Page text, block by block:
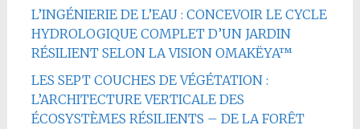
L’INGÉNIERIE DE L’EAU : CONCEVOIR LE CYCLE
HYDROLOGIQUE COMPLET D’UN JARDIN
RÉSILIENT SELON LA VISION OMAKËYA™
LES SEPT COUCHES DE VÉGÉTATION :
L’ARCHITECTURE VERTICALE DES
ÉCOSYSTÈMES RÉSILIENTS – DE LA FORÊT